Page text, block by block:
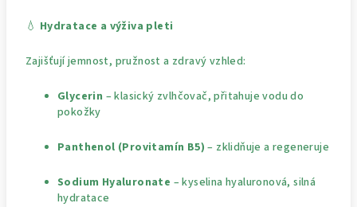
💧 Hydratace a výživa pleti
Zajišťují jemnost, pružnost a zdravý vzhled:
Glycerin – klasický zvlhčovač, přitahuje vodu do
pokožky
Panthenol (Provitamín B5) – zklidňuje a regeneruje
Sodium Hyaluronate – kyselina hyaluronová, silná
hydratace